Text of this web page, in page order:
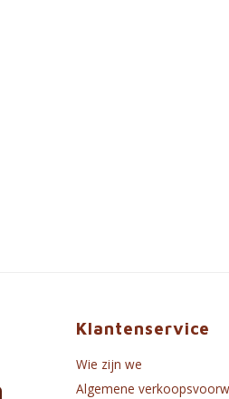
Klantenservice
Wie zijn we
Algemene